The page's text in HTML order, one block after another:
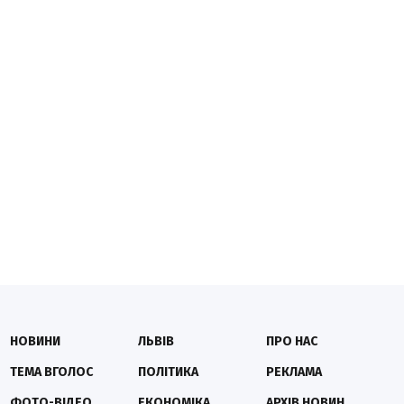
НОВИНИ
ТЕМА ВГОЛОС
ЛЬВІВ
ПОЛІТИКА
ПРО НАС
РЕКЛАМА